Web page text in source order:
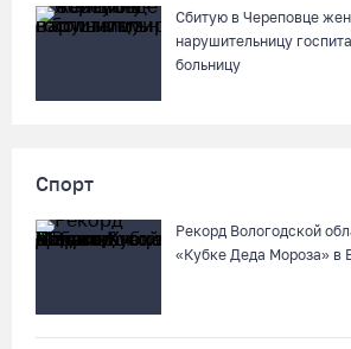
Сбитую в Череповце
нарушительницу
больницу
Спорт
Рекорд Вологодской
«Кубке Деда Мороза» в